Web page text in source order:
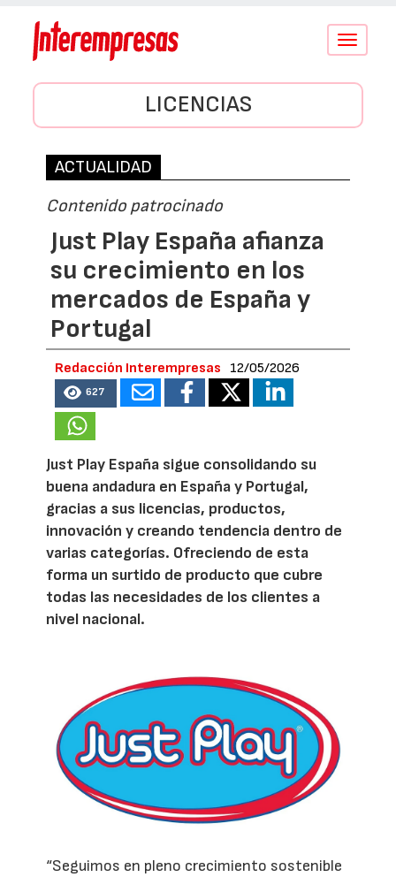
Conmutar
LICENCIAS
ACTUALIDAD
Contenido patrocinado
Just Play España afianza
su crecimiento en los
mercados de España y
Portugal
Redacción Interempresas 12/05/2026
627
Just Play España sigue consolidando su
buena andadura en España y Portugal,
gracias a sus licencias, productos,
innovación y creando tendencia dentro de
varias categorías. Ofreciendo de esta
forma un surtido de producto que cubre
todas las necesidades de los clientes a
nivel nacional.
“Seguimos en pleno crecimiento sostenible